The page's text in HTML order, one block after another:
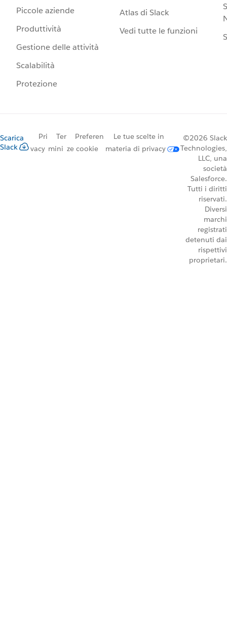
Piccole aziende
Produttività
Gestione delle attività
Scalabilità
Protezione
Atlas di Slack
Vedi tutte le funzioni
Scarica
Slack
Pri
vacy
Ter
mini
Preferen
ze cookie
Le tue scelte in
materia di privacy
©2026 Slack
Technologies,
LLC, una
società
Salesforce.
Tutti i diritti
riservati.
Diversi
marchi
registrati
detenuti dai
rispettivi
proprietari.